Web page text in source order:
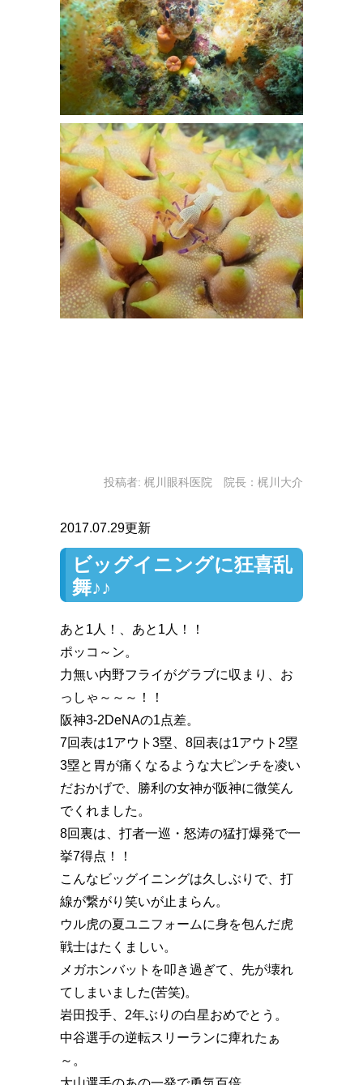
投稿者: 梶川眼科医院 院長：梶川大介
2017.07.29更新
ビッグイニングに狂喜乱
舞♪♪
あと1人！、あと1人️！！
ポッコ～ン。
力無い内野フライがグラブに収まり、お
っしゃ～～～！！
阪神3-2DeNAの1点差。
7回表は1アウト3塁、8回表は1アウト2塁
3塁と胃が痛くなるような大ピンチを凌い
だおかげで、勝利の女神が阪神に微笑ん
でくれました。
8回裏は、打者一巡・怒涛の猛打爆発で一
挙7得点️！！
こんなビッグイニングは久しぶりで、打
線が繋がり笑いが止まらん。
ウル虎の夏ユニフォームに身を包んだ虎
戦士はたくましい️。
メガホンバットを叩き過ぎて、先が壊れ
てしまいました(苦笑)。
岩田投手、2年ぶりの白星おめでとう️。
中谷選手の逆転スリーランに痺れたぁ
～。